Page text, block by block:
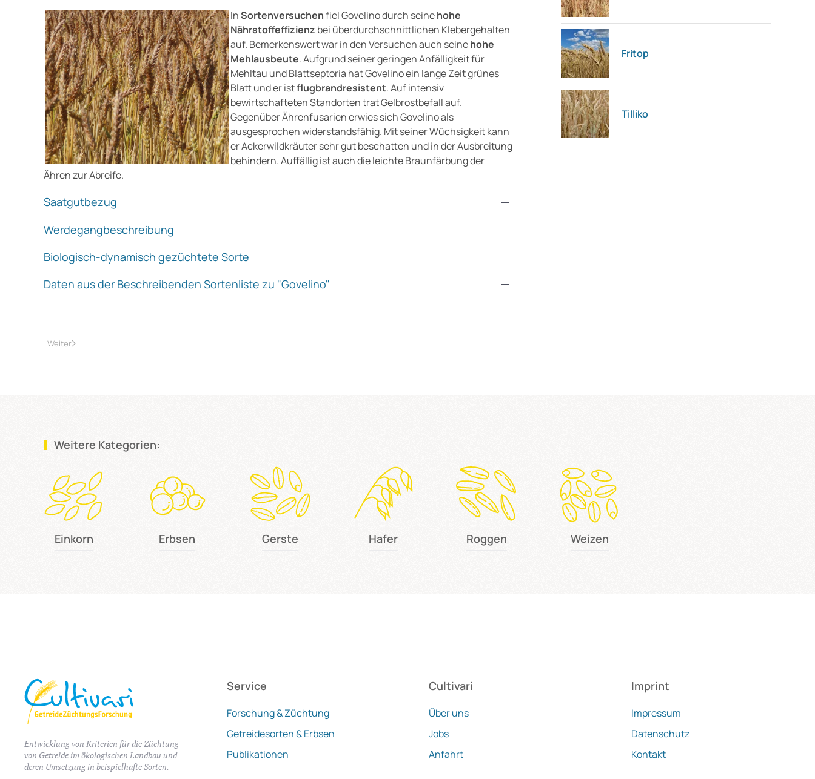
InSortenversuchenfiel Govelino durch seinehohe
Nährstoffeffizienz bei überdurchschnittlichen Klebergehalten
auf. Bemerkenswert war in den Versuchen auch seinehohe
Mehlausbeute. Aufgrund seiner geringen Anfälligkeit für
Mehltau und Blattseptoria hat Govelino ein lange Zeit grünes
Blatt und er istflugbrandresistent. Auf intensiv
bewirtschafteten Standorten trat Gelbrostbefall auf.
Gegenüber Ährenfusarien erwies sich Govelino als
ausgesprochen widerstandsfähig. Mit seiner Wüchsigkeit kann
er Ackerwildkräuter sehr gut beschatten und in der Ausbreitung
behindern. Auffällig ist auch die leichte Braunfärbung der
Ähren zur Abreife.
Saatgutbezug
Werdegangbeschreibung
Biologisch-dynamisch gezüchtete Sorte
Daten aus der Beschreibenden Sortenliste zu "Govelino"
Weiter
Fritop
Tilliko
Weitere Kategorien:
Einkorn Erbsen Gerste Hafer Roggen Weizen
Entwicklung von Kriterien für die Züchtung
von Getreide im ökologischen Landbau und
deren Umsetzung in beispielhafte Sorten.
Service
Forschung & Züchtung
Getreidesorten & Erbsen
Publikationen
Cultivari
Über uns
Jobs
Anfahrt
Imprint
Impressum
Datenschutz
Kontakt